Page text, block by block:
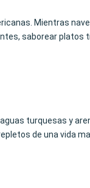
Mientras
saborear
turquesas y
de una vida